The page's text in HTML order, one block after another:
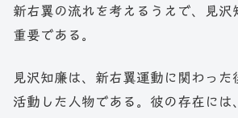
新右翼の流れを考えるうえで、見沢
重要である。
見沢知廉は、新右翼運動に関わった
活動した人物である。彼の存在には